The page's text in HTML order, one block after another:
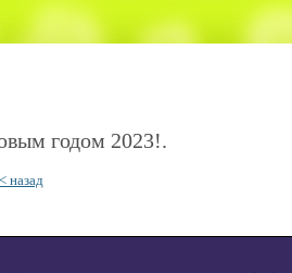
годом 2023!.
назад